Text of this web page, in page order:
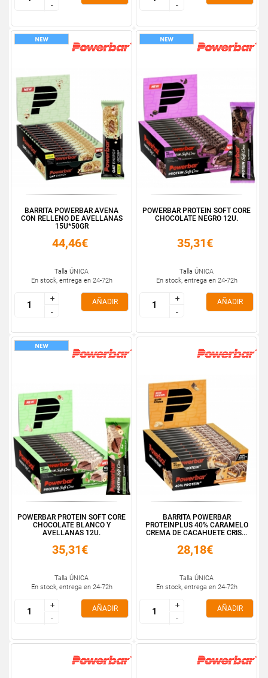
--
--
BARRITA POWERBAR AVENA
CON RELLENO DE AVELLANAS
15U*50GR
44,46€
Talla ÚNICA
En stock, entrega en 24-72h
+
-
+
-
AÑADIR
POWERBAR PROTEIN SOFT CORE
CHOCOLATE NEGRO 12U.
35,31€
Talla ÚNICA
En stock, entrega en 24-72h
+
-
+
-
AÑADIR
POWERBAR PROTEIN SOFT CORE
CHOCOLATE BLANCO Y
AVELLANAS 12U.
35,31€
Talla ÚNICA
En stock, entrega en 24-72h
+
-
+
-
AÑADIR
BARRITA POWERBAR
PROTEINPLUS 40% CARAMELO
CREMA DE CACAHUETE CRIS...
28,18€
Talla ÚNICA
En stock, entrega en 24-72h
+
-
+
-
AÑADIR